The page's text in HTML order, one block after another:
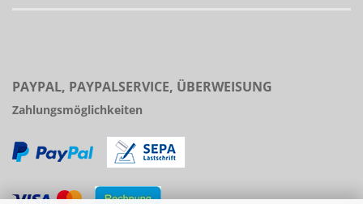
PAYPAL, PAYPALSERVICE, ÜBERWEISUNG
Zahlungsmöglichkeiten